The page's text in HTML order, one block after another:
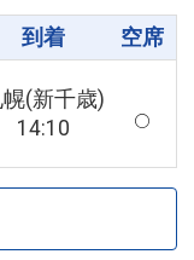
到着 空席
(新千歳)
14:10